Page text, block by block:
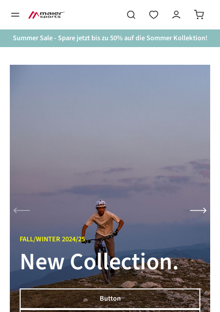
springen
Summer Sale - Spare jetzt bis zu 50% auf die Sommer Kollektion!
FALL/WINTER 2024/25
New Collection.
Button